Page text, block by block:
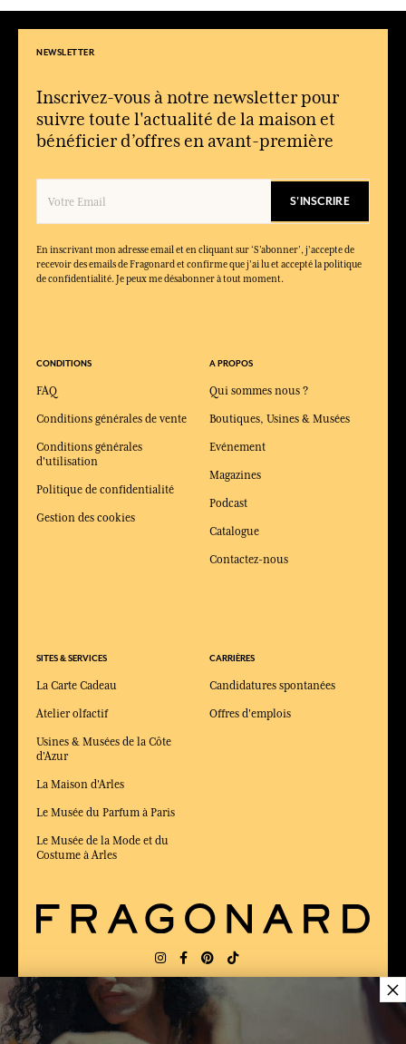
NEWSLETTER
Inscrivez-vous à notre newsletter pour
suivre toute l'actualité de la maison et
bénéficier d’offres en avant-première
S'INSCRIRE
En inscrivant mon adresse email et en cliquant sur ‘S’abonner’, j'accepte de
recevoir des emails de Fragonard et confirme que j'ai lu et accepté la politique
de confidentialité. Je peux me désabonner à tout moment.
CONDITIONS
FAQ
Conditions générales de vente
Conditions générales
d'utilisation
Politique de confidentialité
Gestion des cookies
SITES & SERVICES
La Carte Cadeau
Atelier olfactif
Usines & Musées de la Côte
d'Azur
La Maison d'Arles
Le Musée du Parfum à Paris
Le Musée de la Mode et du
Costume à Arles
A PROPOS
Qui sommes nous ?
Boutiques, Usines & Musées
Evénement
Magazines
Podcast
Catalogue
Contactez-nous
CARRIÈRES
Candidatures spontanées
Offres d'emplois
LIVRAISON: US
×